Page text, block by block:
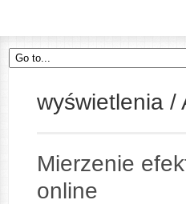
wyświetlenia /
Mierzenie
online